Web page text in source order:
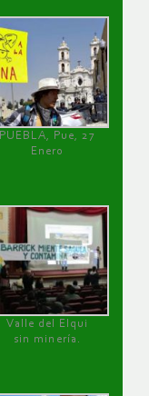
PUEBLA, Pue, 27
Enero
Valle del Elqui
sin minería.